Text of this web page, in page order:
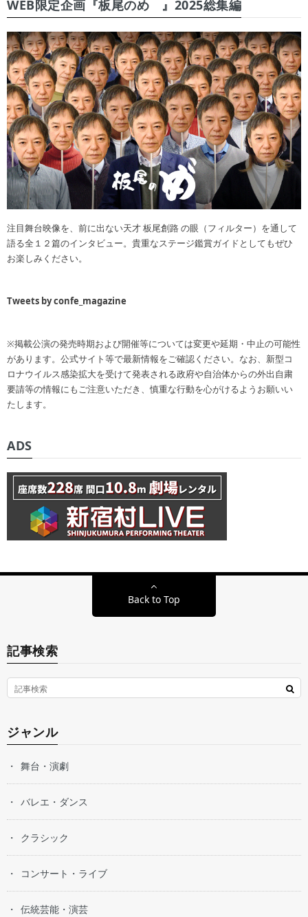
WEB限定企画『板尾のめ゙』2025総集編
注目舞台映像を、前に出ない天才 板尾創路 の眼（フィルター）を通して
語る全１２篇のインタビュー。貴重なステージ鑑賞ガイドとしてもぜひ
お楽しみください。
Tweets by confe_magazine
※掲載公演の発売時期および開催等については変更や延期・中止の可能性
があります。公式サイト等で最新情報をご確認ください。なお、新型コ
ロナウイルス感染拡大を受けて発表される政府や自治体からの外出自粛
要請等の情報にもご注意いただき、慎重な行動を心がけるようお願いい
たします。
ADS
Back to Top
記事検索
ジャンル
舞台・演劇
バレエ・ダンス
クラシック
コンサート・ライブ
伝統芸能・演芸